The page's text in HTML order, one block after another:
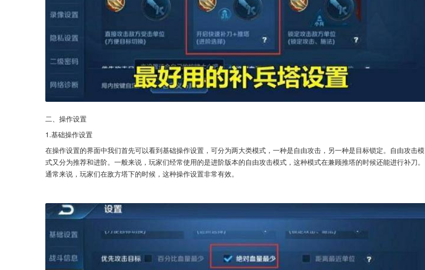
二、操作设置
1.基础操作设置
在操作设置的界面中我们首先可以看到基础操作设置，可分为两大类模式，一种是自由攻击，另一种是目标锁定。自由攻击模
式又分为推荐和进阶。一般来说，玩家们经常使用的是进阶版本的自由攻击模式，这种模式在兼顾推塔的时候还能进行补刀。
通常来说，玩家们在敌方塔下的时候，这种操作设置非常有效。